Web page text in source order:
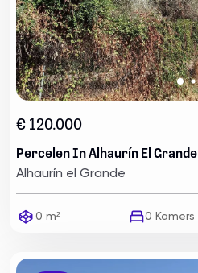
€ 120.000
Percelen In Alhaurín El Grande
Alhaurín el Grande
0 m² 0 Kamers